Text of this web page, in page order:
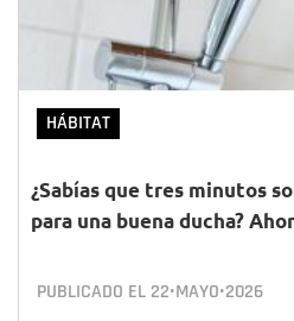
HÁBITAT
¿Sabías que tres minutos
para una buena ducha?
PUBLICADO EL 22•MAYO•2026